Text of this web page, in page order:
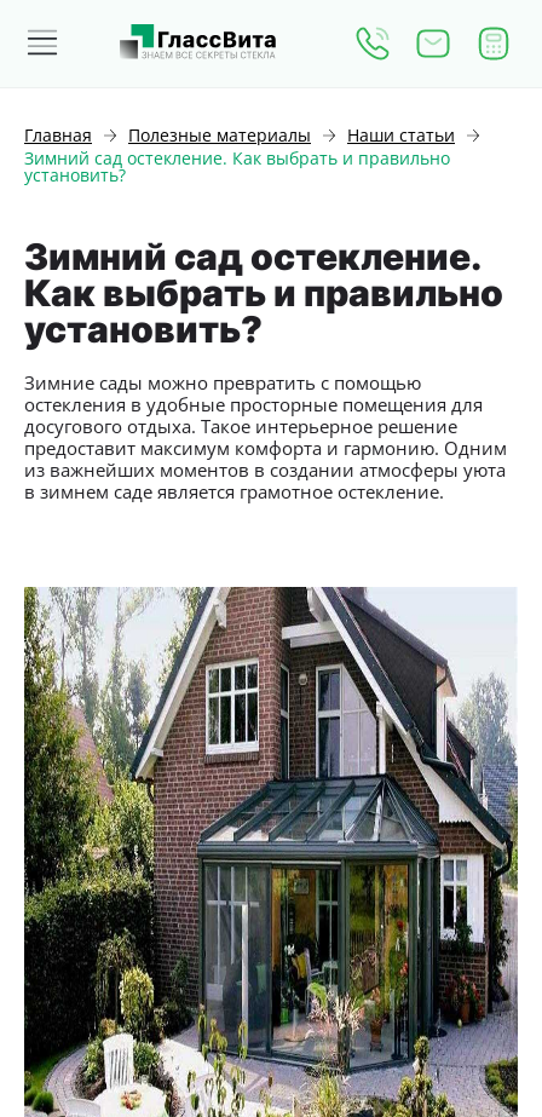
Главная Полезные материалы
Наши статьи
Зимний сад остекление. Как выбрать и правильно
установить?
Зимний сад остекление.
Как выбрать и правильно
установить?
Зимние сады можно превратить с помощью
остекления в удобные просторные помещения для
досугового отдыха. Такое интерьерное решение
предоставит максимум комфорта и гармонию. Одним
из важнейших моментов в создании атмосферы уюта
в зимнем саде является грамотное остекление.